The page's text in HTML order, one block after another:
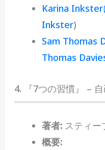
Karina Inkster
Inkster)
Sam Thomas
Thomas
4. 『7つの習慣』 –
著者:スティー
概要: